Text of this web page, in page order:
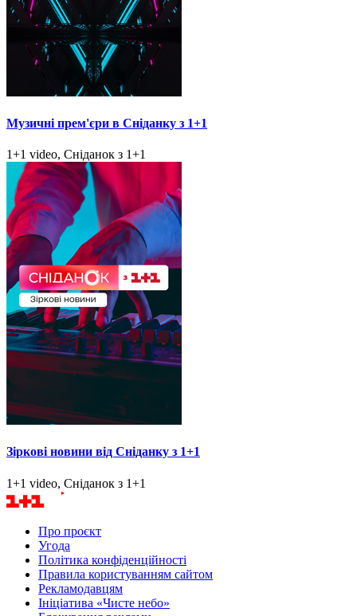
Музичні прем'єри в Сніданку з 1+1
1+1 video, Сніданок з 1+1
Зіркові новини від Сніданку з 1+1
1+1 video, Сніданок з 1+1
Про проєкт
Угода
Політика конфіденційності
Правила користуванням сайтом
Рекламодавцям
Ініціатива «Чисте небо»